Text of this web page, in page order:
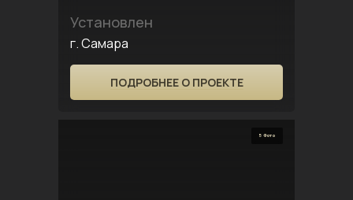
Установлен
г. Самара
ПОДРОБНЕЕ О ПРОЕКТЕ
5 Фото